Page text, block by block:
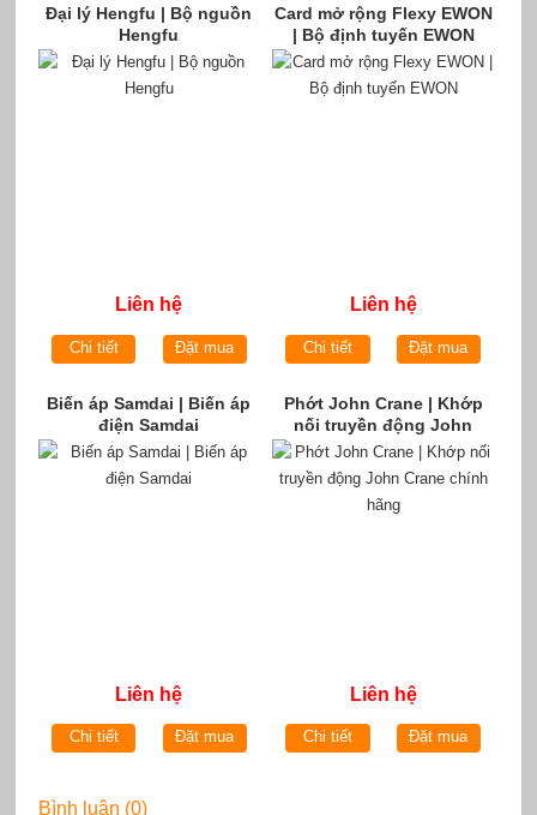
Đại lý Hengfu | Bộ nguồn
Hengfu
Liên hệ
Chi tiết Đặt mua
Card mở rộng Flexy EWON
| Bộ định tuyến EWON
Liên hệ
Chi tiết Đặt mua
Biến áp Samdai | Biến áp
điện Samdai
Liên hệ
Chi tiết Đặt mua
Phớt John Crane | Khớp
nối truyền động John
Crane chính hãng
Liên hệ
Chi tiết Đặt mua
Bình luận (0)